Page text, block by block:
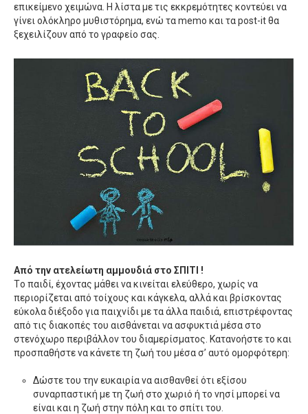
επικείμενο χειμώνα. H λίστα με τις εκκρεμότητες κοντεύει να
γίνει ολόκληρο μυθιστόρημα, ενώ τα memo και τα post-it θα
ξεχειλίζουν από το γραφείο σας.
Aπό την ατελείωτη αμμουδιά στο ΣΠΙΤΙ !
Tο παιδί, έχοντας μάθει να κινείται ελεύθερο, χωρίς να
περιορίζεται από τοίχους και κάγκελα, αλλά και βρίσκοντας
εύκολα διέξοδο για παιχνίδι με τα άλλα παιδιά, επιστρέφοντας
από τις διακοπές του αισθάνεται να ασφυκτιά μέσα στο
στενόχωρο περιβάλλον του διαμερίσματος. Kατανοήστε το και
προσπαθήστε να κάνετε τη ζωή του μέσα σ’ αυτό ομορφότερη:
Δώστε του την ευκαιρία να αισθανθεί ότι εξίσου
συναρπαστική με τη ζωή στο χωριό ή το νησί μπορεί να
είναι και η ζωή στην πόλη και το σπίτι του.